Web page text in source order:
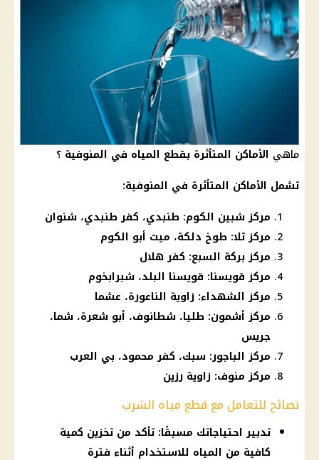
ماهي الأماكن المتأثرة بقطع المياه في المنوفية ؟
تشمل الأماكن المتأثرة في المنوفية:
مركز شبين الكوم: طنبدي، كفر طنبدي، شنوان
مركز تلا: طوخ دلكة، ميت أبو الكوم
مركز بركة السبع: كفر هلال
مركز قويسنا: قويسنا البلد، شبرابخوم
مركز الشهداء: زاوية الناعورة، عشما
مركز أشمون: طليا، شطانوف، أبو شعرة، شما،
جريس
مركز الباجور: سبك، كفر محمود، بي العرب
مركز منوف: زاوية رزين
نصائح للتعامل مع قطع مياه الشرب
تدبير احتياجاتك مسبقًا: تأكد من تخزين كمية
كافية من المياه للاستخدام أثناء فترة